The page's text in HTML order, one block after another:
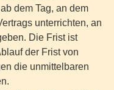
dem Tag, an dem
unterrichten, an
Die Frist ist
der Frist von
die unmittelbaren